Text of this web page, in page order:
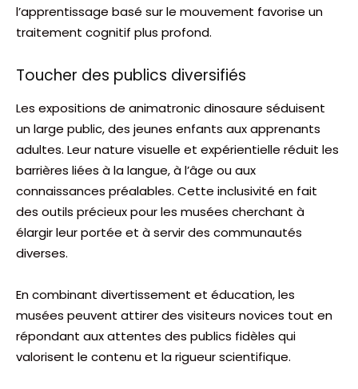
l’apprentissage basé sur le mouvement favorise un
traitement cognitif plus profond.
Toucher des publics diversifiés
Les expositions de animatronic dinosaure séduisent
un large public, des jeunes enfants aux apprenants
adultes. Leur nature visuelle et expérientielle réduit les
barrières liées à la langue, à l’âge ou aux
connaissances préalables. Cette inclusivité en fait
des outils précieux pour les musées cherchant à
élargir leur portée et à servir des communautés
diverses.
En combinant divertissement et éducation, les
musées peuvent attirer des visiteurs novices tout en
répondant aux attentes des publics fidèles qui
valorisent le contenu et la rigueur scientifique.